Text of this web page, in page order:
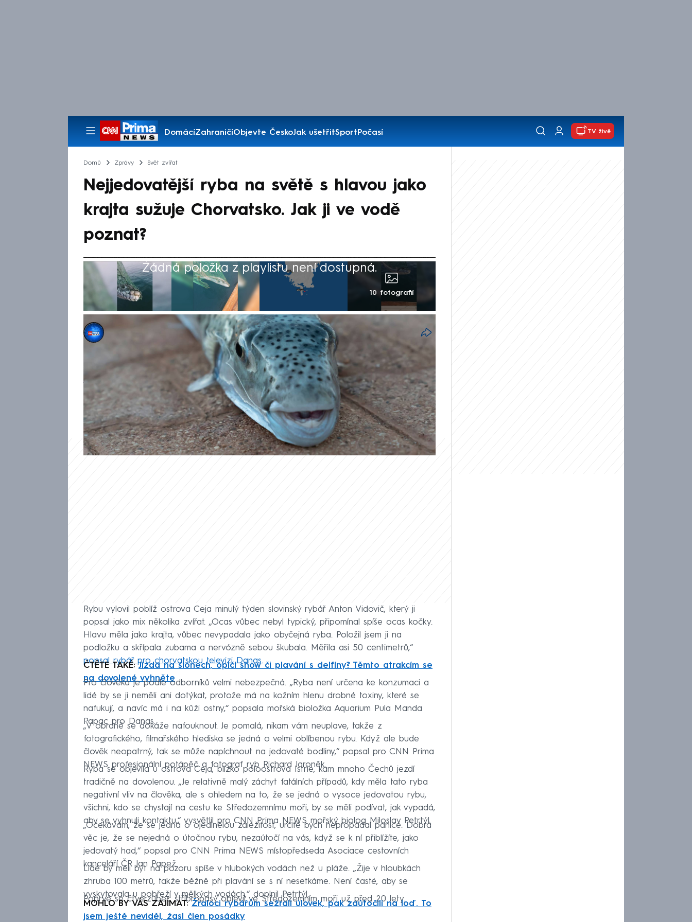
DomácíZahraničíObjevte ČeskoJak ušetřitSportPočasí
Pořady
TV živě
Domů Zprávy Svět zvířat
Nejjedovatější ryba na světě s hlavou jako
krajta sužuje Chorvatsko. Jak ji ve vodě
poznat?
Žádná položka z playlistu není dostupná.
10 fotografií
Kristýna Malá
23. kvě 2024, 06:48
Nejjedovatější ryba na světě se prohání u chorvatské Istrie. Pro člověka
je čtverzubec stříbropásý (Lagocephalus sceleratus) smrtelně
nebezpečný. Ryba s ocasem jako kočka a hlavou jako krajta se naštěstí
nevyskytuje blízko pláže a není útočná, i tak by lidé měli vědět, jak
vypadá.
Rybu vylovil poblíž ostrova Ceja minulý týden slovinský rybář Anton Vidovič, který ji
popsal jako mix několika zvířat. „Ocas vůbec nebyl typický, připomínal spíše ocas kočky.
Hlavu měla jako krajta, vůbec nevypadala jako obyčejná ryba. Položil jsem ji na
podložku a skřípala zubama a nervózně sebou škubala. Měřila asi 50 centimetrů,“
popsal rybář pro chorvatskou televizi Danas.
ČTĚTE TAKÉ:Jízda na slonech, opičí show či plavání s delfíny? Těmto atrakcím se
na dovolené vyhněte
Pro člověka je podle odborníků velmi nebezpečná. „Ryba není určena ke konzumaci a
lidé by se ji neměli ani dotýkat, protože má na kožním hlenu drobné toxiny, které se
nafukují, a navíc má i na kůži ostny,“ popsala mořská bioložka Aquarium Pula Manda
Papac pro Danas.
„V obraně se dokáže nafouknout. Je pomalá, nikam vám neuplave, takže z
fotografického, filmařského hlediska se jedná o velmi oblíbenou rybu. Když ale bude
člověk neopatrný, tak se může napíchnout na jedovaté bodliny,“ popsal pro CNN Prima
NEWS profesionální potápěč a fotograf ryb Richard Jaroněk.
Ryba se objevila u ostrova Ceja, blízko poloostrova Istrie, kam mnoho Čechů jezdí
tradičně na dovolenou. „Je relativně malý záchyt fatálních případů, kdy měla tato ryba
negativní vliv na člověka, ale s ohledem na to, že se jedná o vysoce jedovatou rybu,
všichni, kdo se chystají na cestu ke Středozemnímu moři, by se měli podívat, jak vypadá,
aby se vyhnuli kontaktu,“ vysvětlil pro CNN Prima NEWS mořský biolog Miloslav Petrtýl.
„Očekávám, že se jedná o ojedinělou záležitost, určitě bych nepropadal panice. Dobrá
věc je, že se nejedná o útočnou rybu, nezaútočí na vás, když se k ní přiblížíte, jako
jedovatý had,“ popsal pro CNN Prima NEWS místopředseda Asociace cestovních
kanceláří ČR Jan Papež.
Lidé by měli být na pozoru spíše v hlubokých vodách než u pláže. „Žije v hloubkách
zhruba 100 metrů, takže běžně při plavání se s ní nesetkáme. Není časté, aby se
vyskytovala u pobřeží v mělkých vodách,“ doplnil Petrtýl.
Poprvé se čtverzubec stříbropásý objevil ve Středozemním moři už před 20 lety.
MOHLO BY VÁS ZAJÍMAT:Žraloci rybářům sežrali úlovek, pak zaútočili na loď. To
jsem ještě neviděl, žasl člen posádky